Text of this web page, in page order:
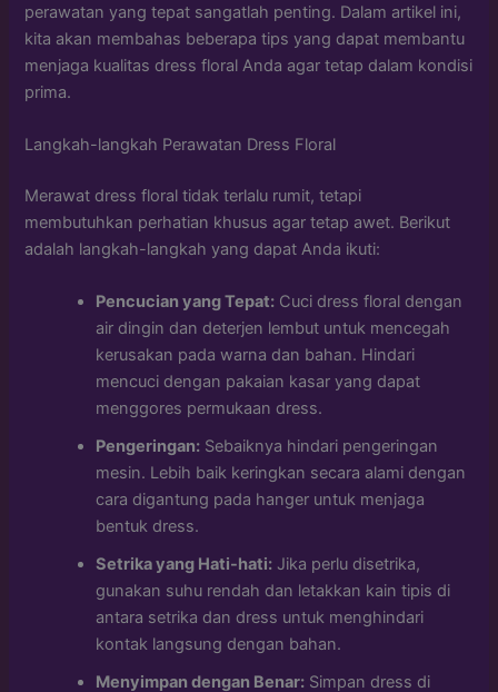
perawatan yang tepat sangatlah penting. Dalam artikel ini,
kita akan membahas beberapa tips yang dapat membantu
menjaga kualitas dress floral Anda agar tetap dalam kondisi
prima.
Langkah-langkah Perawatan Dress Floral
Merawat dress floral tidak terlalu rumit, tetapi
membutuhkan perhatian khusus agar tetap awet. Berikut
adalah langkah-langkah yang dapat Anda ikuti:
Pencucian yang Tepat: Cuci dress floral dengan
air dingin dan deterjen lembut untuk mencegah
kerusakan pada warna dan bahan. Hindari
mencuci dengan pakaian kasar yang dapat
menggores permukaan dress.
Pengeringan: Sebaiknya hindari pengeringan
mesin. Lebih baik keringkan secara alami dengan
cara digantung pada hanger untuk menjaga
bentuk dress.
Setrika yang Hati-hati: Jika perlu disetrika,
gunakan suhu rendah dan letakkan kain tipis di
antara setrika dan dress untuk menghindari
kontak langsung dengan bahan.
Menyimpan dengan Benar: Simpan dress di